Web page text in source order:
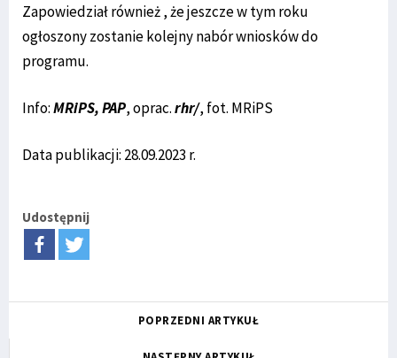
Zapowiedział również , że jeszcze w tym roku
ogłoszony zostanie kolejny nabór wniosków do
programu.
Info:MRiPS, PAP, oprac.rhr/, fot. MRiPS
Data publikacji: 28.09.2023 r.
Udostępnij
POPRZEDNI ARTYKUŁ